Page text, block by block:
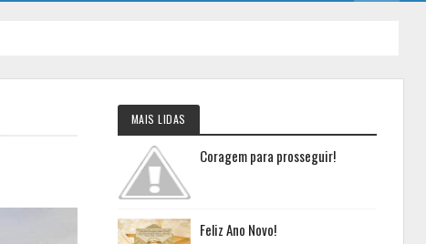
MAIS LIDAS
Coragem para prosseguir!
Feliz Ano Novo!